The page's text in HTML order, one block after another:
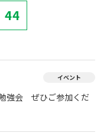
44
イベント
強会 ぜひご参加くだ